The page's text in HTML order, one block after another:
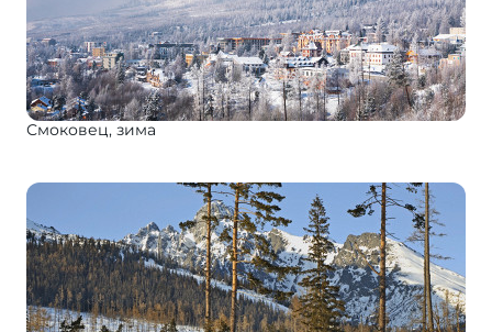
Смоковец, зима